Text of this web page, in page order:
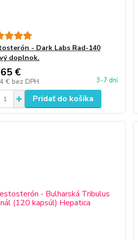
- Dark Labs Rad-140
doplnok.
€
€ bez DPH 3-7 dní
Pridať do košíka